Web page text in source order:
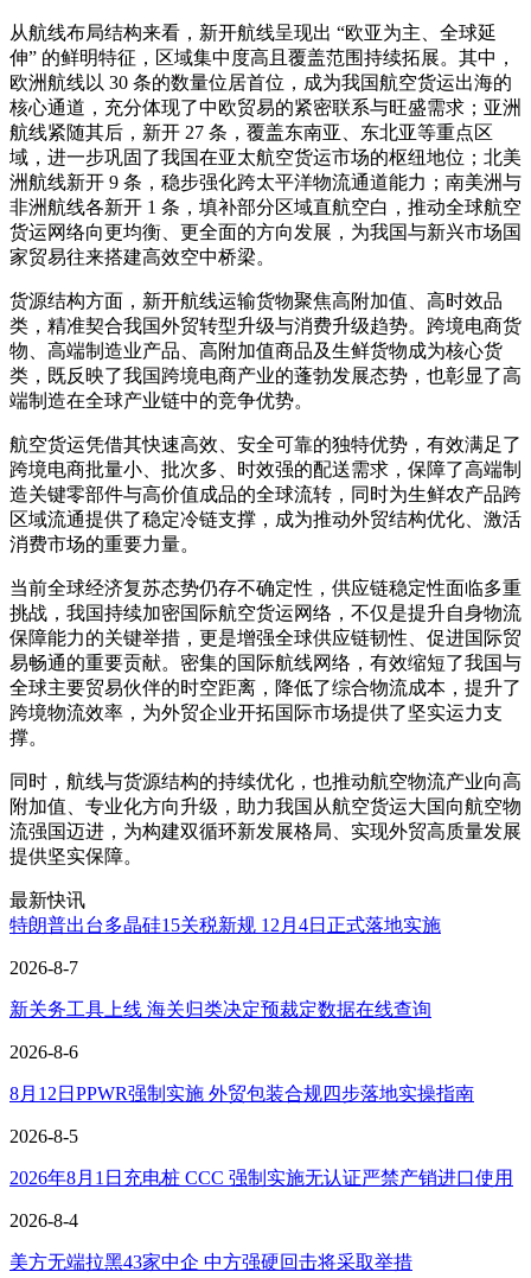
从航线布局结构来看，新开航线呈现出 “欧亚为主、全球延
伸” 的鲜明特征，区域集中度高且覆盖范围持续拓展。其中，
欧洲航线以 30 条的数量位居首位，成为我国航空货运出海的
核心通道，充分体现了中欧贸易的紧密联系与旺盛需求；亚洲
航线紧随其后，新开 27 条，覆盖东南亚、东北亚等重点区
域，进一步巩固了我国在亚太航空货运市场的枢纽地位；北美
洲航线新开 9 条，稳步强化跨太平洋物流通道能力；南美洲与
非洲航线各新开 1 条，填补部分区域直航空白，推动全球航空
货运网络向更均衡、更全面的方向发展，为我国与新兴市场国
家贸易往来搭建高效空中桥梁。
货源结构方面，新开航线运输货物聚焦高附加值、高时效品
类，精准契合我国外贸转型升级与消费升级趋势。跨境电商货
物、高端制造业产品、高附加值商品及生鲜货物成为核心货
类，既反映了我国跨境电商产业的蓬勃发展态势，也彰显了高
端制造在全球产业链中的竞争优势。
航空货运凭借其快速高效、安全可靠的独特优势，有效满足了
跨境电商批量小、批次多、时效强的配送需求，保障了高端制
造关键零部件与高价值成品的全球流转，同时为生鲜农产品跨
区域流通提供了稳定冷链支撑，成为推动外贸结构优化、激活
消费市场的重要力量。
当前全球经济复苏态势仍存不确定性，供应链稳定性面临多重
挑战，我国持续加密国际航空货运网络，不仅是提升自身物流
保障能力的关键举措，更是增强全球供应链韧性、促进国际贸
易畅通的重要贡献。密集的国际航线网络，有效缩短了我国与
全球主要贸易伙伴的时空距离，降低了综合物流成本，提升了
跨境物流效率，为外贸企业开拓国际市场提供了坚实运力支
撑。
同时，航线与货源结构的持续优化，也推动航空物流产业向高
附加值、专业化方向升级，助力我国从航空货运大国向航空物
流强国迈进，为构建双循环新发展格局、实现外贸高质量发展
提供坚实保障。
最新快讯
特朗普出台多晶硅15关税新规 12月4日正式落地实施
2026-8-7
新关务工具上线 海关归类决定预裁定数据在线查询
2026-8-6
8月12日PPWR强制实施 外贸包装合规四步落地实操指南
2026-8-5
2026年8月1日充电桩 CCC 强制实施无认证严禁产销进口使用
2026-8-4
美方无端拉黑43家中企 中方强硬回击将采取举措